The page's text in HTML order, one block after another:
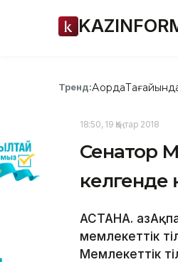
Тренд:Ақорда
18:50, 19 Қаңтар 2018
Сенатор
АСТАНА.
мемлекеттік
Мемлекеттік